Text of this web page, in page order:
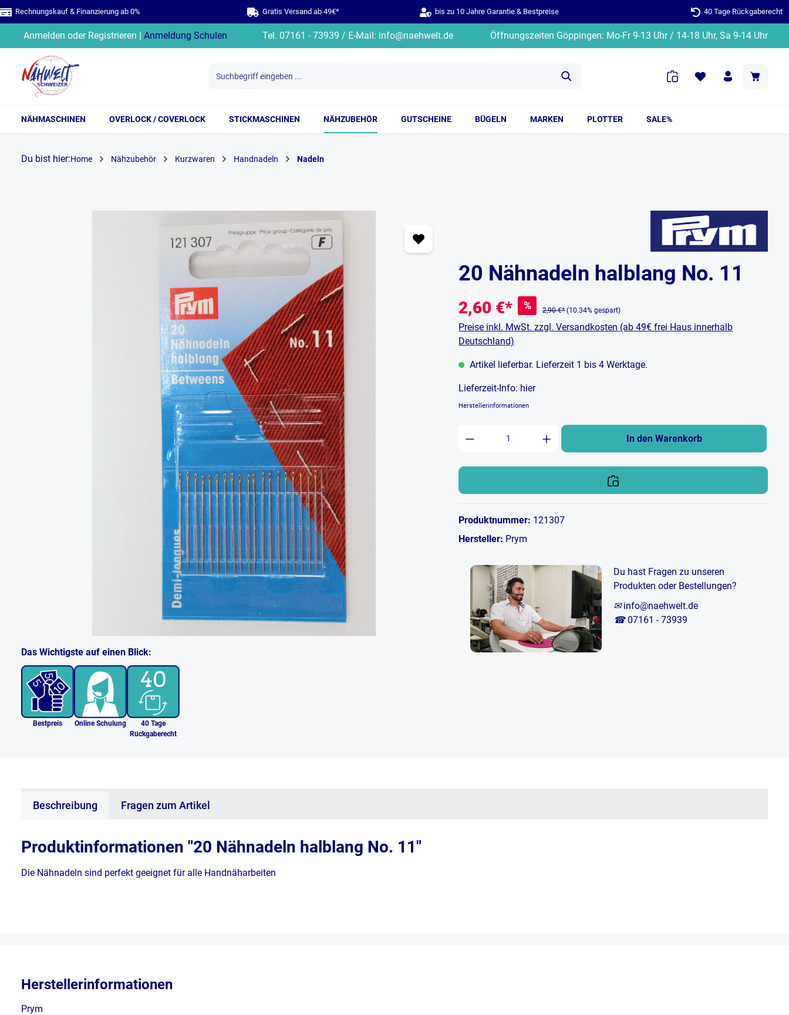
Zur Hauptnavigation springen
Rechnungskauf & Finanzierung ab 0% Gratis Versand ab 49€* bis zu 10 Jahre Garantie & Bestpreise 40 Tage Rückgaberecht
Anmelden oder Registrieren | Anmeldung Schulen Tel. 07161 - 73939 / E-Mail: info@naehwelt.de Öffnungszeiten Göppingen: Mo-Fr 9-13 Uhr / 14-18 Uhr, Sa 9-14 Uhr
NÄHMASCHINEN OVERLOCK / COVERLOCK STICKMASCHINEN NÄHZUBEHÖR GUTSCHEINE BÜGELN MARKEN PLOTTER SALE%
Du bist hier:Home Nähzubehör Kurzwaren Handnadeln Nadeln
Das Wichtigste auf einen Blick:
Bestpreis Online Schulung
40 Tage
Rückgaberecht
20 Nähnadeln halblang No. 11
2,60 €* % 2,90 €* (10.34% gespart)
Preise inkl. MwSt. zzgl. Versandkosten (ab 49€ frei Haus innerhalb
Deutschland)
Artikel lieferbar. Lieferzeit 1 bis 4 Werktage.
Lieferzeit-Info: hier
Herstellerinformationen
Produkt Anzahl: Gib den gewünschten Wert ein
In den Warenkorb
Produktnummer: 121307
Hersteller: Prym
Du hast Fragen zu unseren
Produkten oder Bestellungen?
✉ info@naehwelt.de
☎ 07161 - 73939
Beschreibung Fragen zum Artikel
Produktinformationen "20 Nähnadeln halblang No. 11"
Die Nähnadeln sind perfekt geeignet für alle Handnäharbeiten
Herstellerinformationen
Prym